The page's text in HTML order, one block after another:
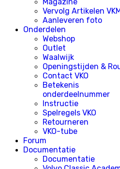
Vervolg Artikelen
Aanleveren foto
Onderdelen
Webshop
Outlet
Waalwijk
Openingstijden &
Contact VKO
Betekenis
onderdeelnummer
Instructie
Spelregels VKO
Retourneren
VKO-tube
Forum
Documentatie
Documentatie